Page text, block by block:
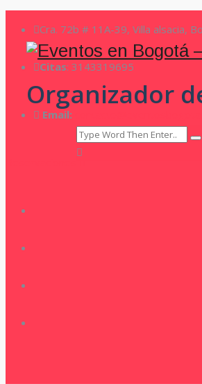
Cra. 72b # 11A-39, Villa alsacia,
Citas: 3143319695
Email:
Organizador